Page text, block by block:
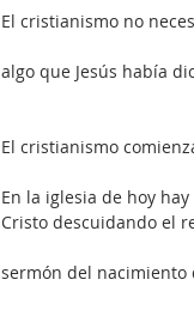
El cristianismo no
algo que Jesús había
El cristianismo
En la iglesia de hoy
Cristo descuidando el
sermón del nacimiento